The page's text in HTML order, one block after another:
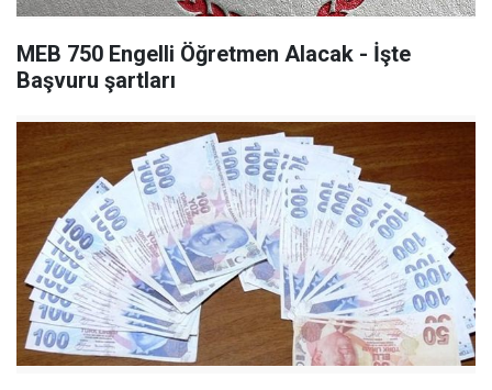
MEB 750 Engelli Öğretmen Alacak - İşte
Başvuru şartları